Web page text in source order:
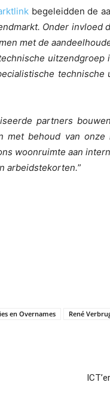
begeleidden de
Onder invloed
met de
partners
behoud van
woonruimte aan
arbeidstekorten.”
en Overnames René